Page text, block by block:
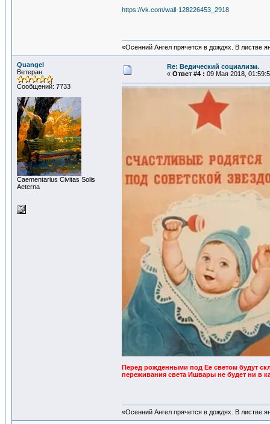
https://vk.com/wall-128226453_2918
«Осенний Ангел прячется в дождях. В листве
Quangel
Ветеран
Сообщений: 7733
Сaementarius Civitas Solis
Aeterna
Re: Ведический социализм.
« Ответ #4 : 09 Мая 2018,
Перед рожденными под Ее светом будут
переживания света Ишвары не будет ни в
«Осенний Ангел прячется в дождях. В листве